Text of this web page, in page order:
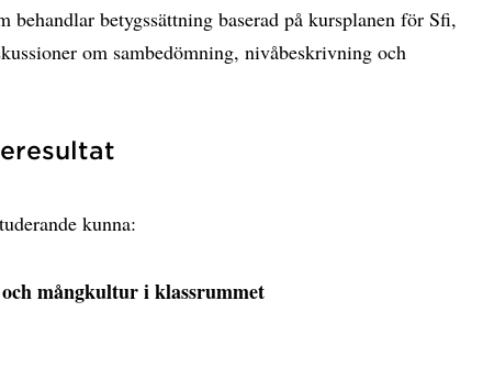
behandlar betygssättning baserad på kursplanen för Sfi,
om sambedömning, nivåbeskrivning och
kunna:
mångkultur i klassrummet